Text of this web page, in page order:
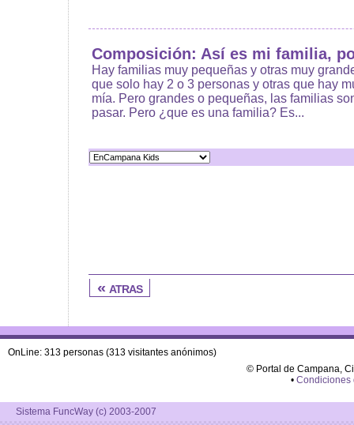
Composición: Así es mi familia,
Hay familias muy pequeñas y otras muy
que solo hay 2 o 3 personas y otras que hay
mía. Pero grandes o pequeñas, las familias
pasar. Pero ¿que es una familia? Es...
« atras
OnLine: 313 personas (313 visitantes anónimos)
© Portal de Campana,
• Condiciones
Sistema FuncWay (c) 2003-2007